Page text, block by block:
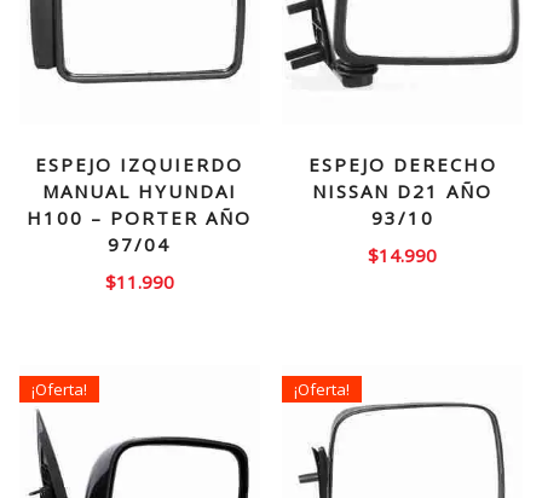
ESPEJO IZQUIERDO
MANUAL HYUNDAI
H100 – PORTER AÑO
97/04
$11.990
ESPEJO DERECHO
NISSAN D21 AÑO
93/10
$14.990
¡Oferta! ¡Oferta!